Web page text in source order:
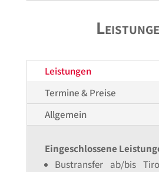
Leistungen
Termine & Preise
Allgemein
Eingeschlossene
Bustransfer ab/bis